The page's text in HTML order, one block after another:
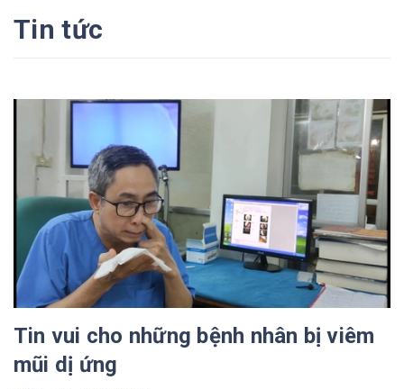
Tin tức
Tin vui cho những bệnh nhân bị viêm
mũi dị ứng